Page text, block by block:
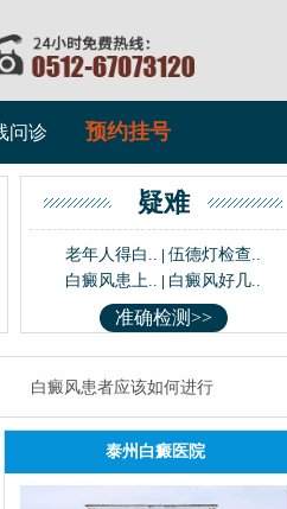
问诊 预约挂号
疑难
老年人得白.. |伍德灯检查..
白癜风患上..
白癜风好几..
准确检测>>
白癜风患者应该如何进行
泰州白癜医院